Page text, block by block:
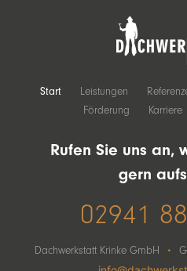
Start Leistungen
Förderung
Karriere
Rufen Sie uns an,
gern
02941
Dachwerkstatt Krinke GmbH ·